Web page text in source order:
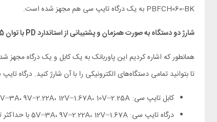
PBFCH060-BK به یک درگاه تایپ سی هم مجهز شده است.
شارژ دو دستگاه به صورت همزمان و پشتیبانی از استاندارد PD با توان 22.5 وات
تا بتوانید تمامی دستگاه‌های الکترونیکی را با آن شارژ کنید. درگاه تایپ سی هم از تکنولوژی فست شارژ بهره‌مند
کابل تایپ سی: 5V⎓3A، 9V⎓2.22A، 12V⎓1.67A، 10V⎓2.25A با حداکثر توان 22.5 وات
درگاه تایپ سی: 5V⎓3A، 9V⎓2.22A، 12V⎓1.67A با حداکثر توان 20 وات